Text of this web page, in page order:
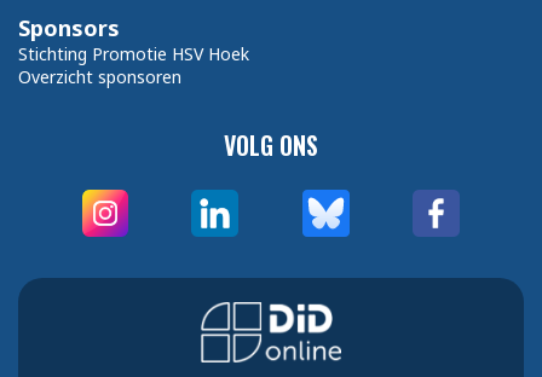
VOLG ONS
Sponsors
Stichting Promotie HSV Hoek
Overzicht sponsoren